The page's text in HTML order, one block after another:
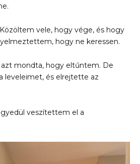
vele, hogy vége, és hogy
hogy ne keressen.
mondta, hogy eltűntem. De
leveleimet, és elrejtette az
veszítettem el a